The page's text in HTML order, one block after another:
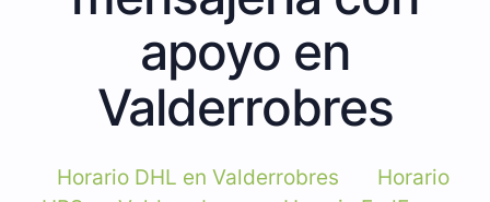
apoyo en
Valderrobres
Horario DHL en Valderrobres
Horario